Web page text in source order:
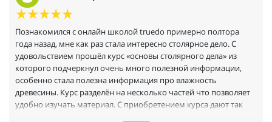
Познакомился с онлайн школой truedo примерно полтора
года назад, мне как раз стала интересно столярное дело. С
удовольствием прошёл курс «основы столярного дела» из
которого подчеркнул очень много полезной информации,
особенно стала полезна информация про влажность
древесины. Курс разделён на несколько частей что позволяет
удобно изучать материал. С приобретением курса дают так